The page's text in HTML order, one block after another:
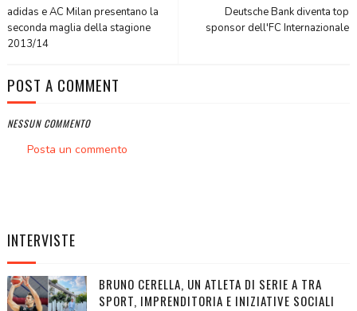
Deutsche Bank diventa top
sponsor dell'FC Internazionale
adidas e AC Milan presentano la
seconda maglia della stagione
2013/14
POST A COMMENT
NESSUN COMMENTO
Posta un commento
INTERVISTE
BRUNO CERELLA, UN ATLETA DI SERIE A TRA
SPORT, IMPRENDITORIA E INIZIATIVE SOCIALI